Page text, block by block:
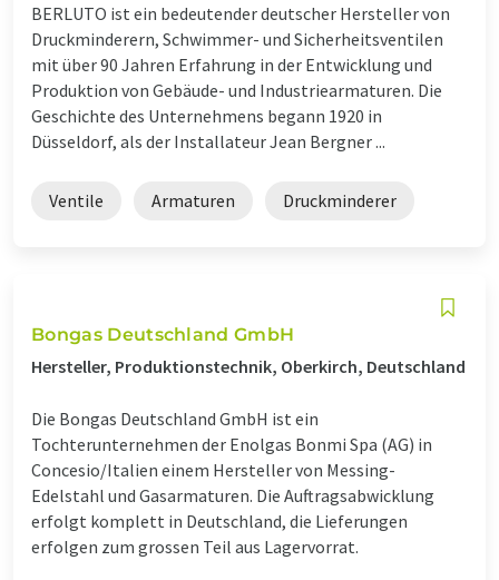
BERLUTO ist ein bedeutender deutscher Hersteller von
Druckminderern, Schwimmer- und Sicherheitsventilen
mit über 90 Jahren Erfahrung in der Entwicklung und
Produktion von Gebäude- und Industriearmaturen. Die
Geschichte des Unternehmens begann 1920 in
Düsseldorf, als der Installateur Jean Bergner ...
Ventile Armaturen Druckminderer
Bongas Deutschland GmbH
Hersteller, Produktionstechnik, Oberkirch, Deutschland
Die Bongas Deutschland GmbH ist ein
Tochterunternehmen der Enolgas Bonmi Spa (AG) in
Concesio/Italien einem Hersteller von Messing-
Edelstahl und Gasarmaturen. Die Auftragsabwicklung
erfolgt komplett in Deutschland, die Lieferungen
erfolgen zum grossen Teil aus Lagervorrat.